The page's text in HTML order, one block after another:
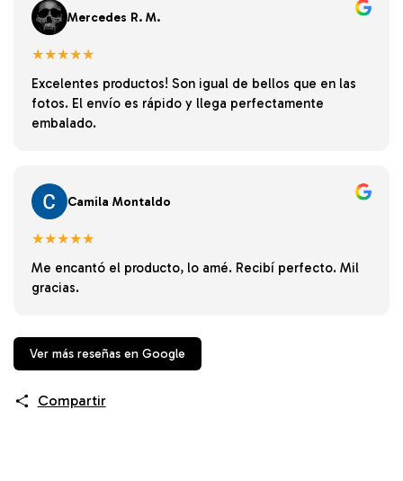
Mercedes R. M.
★★★★★
Excelentes productos! Son igual de bellos que en las
fotos. El envío es rápido y llega perfectamente
embalado.
Camila Montaldo
★★★★★
Me encantó el producto, lo amé. Recibí perfecto. Mil
gracias.
Ver más reseñas en Google
Compartir